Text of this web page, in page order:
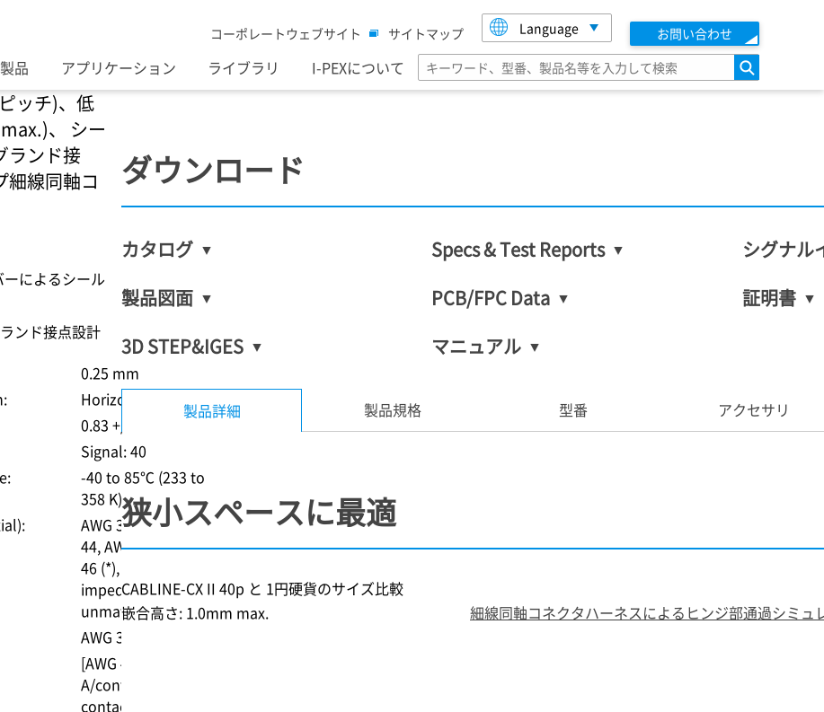
コーポレートウェブサイト サイトマップ Language お問い合わせ
製品 アプリケーション ライブラリ I-PEXについて 検索
ッチ)、低
、 シー
ランド接
細線同軸コ
によるシール
ンド接点設計
0.25 mm
Horizontal
0.83 +/- 0.17 mm
Signal: 40
-40 to 85℃ (233 to
358 K)
AWG 39 (*) AWG
44 AWG
46 (*)
impedance
unmatching)
AWG 39
[AWG 46] 0.1
A/contact (up to 40
contacts)
ダウンロード
カタログ
製品図面
3D STEP&IGES
Specs & Test Reports
PCB/FPC Data
マニュアル
シグナル
証明書
製品詳細 製品規格 型番 アクセサリ
狭小スペースに最適
CABLINE-CX II 40p と 1円硬貨のサイズ比較
嵌合高さ: 1.0mm max. 細線同軸コネクタハーネスによるヒンジ部通過シミュ